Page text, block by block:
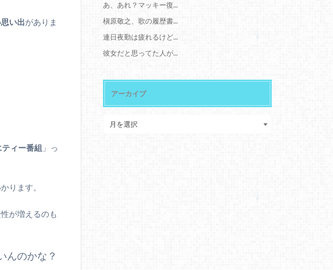
い出がありま
ィー番組 」っ
ります。
が増えるのも
んのかな？
あ、あれ？マッキー復...
槇原敬之、歌の履歴書...
連日夜勤は疲れるけど...
彼女だと思ってた人が...
アーカイブ